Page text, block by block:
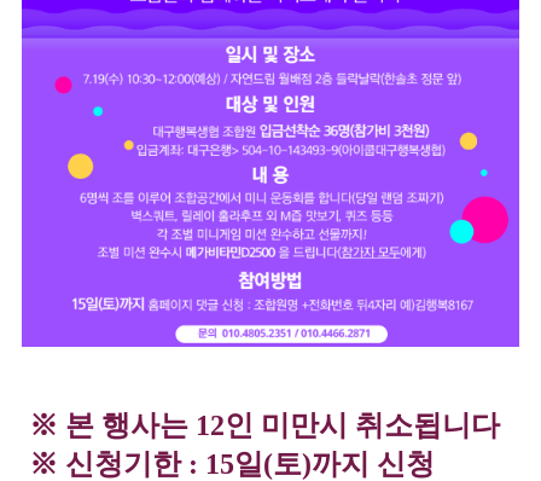
※ 본 행사는 12인 미만시 취소됩니다
※ 신청기한 : 15일(토)까지 신청